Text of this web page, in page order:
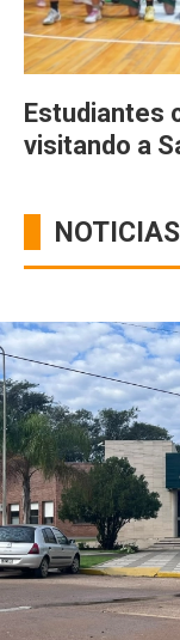
Estudiantes
visitando a